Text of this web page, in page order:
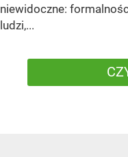
niewidoczne:
ludzi,...